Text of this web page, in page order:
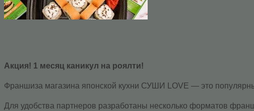
Акция! 1 месяц каникул на роялти!
Франшиза магазина японской кухни СУШИ LOVE — это
Для удобства партнеров разработаны несколько форматов